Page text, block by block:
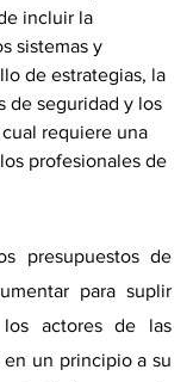
incluir la
sistemas y
de estrategias, la
de seguridad y los
requiere una
profesionales de
presupuestos de
para suplir
actores de las
un principio a su